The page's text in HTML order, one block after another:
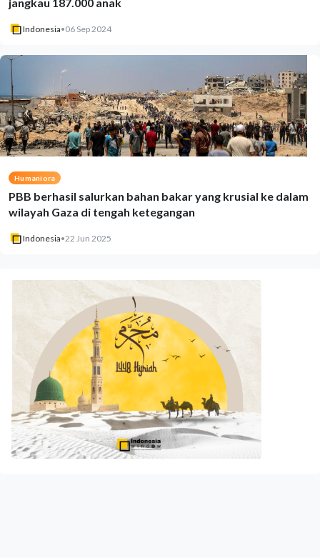
Indonesia•06 Sep 2024
Humaniora
PBB berhasil salurkan bahan bakar yang krusial ke dalam
wilayah Gaza di tengah ketegangan
Indonesia•22 Jun 2025